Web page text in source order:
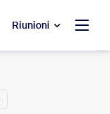
Riunioni